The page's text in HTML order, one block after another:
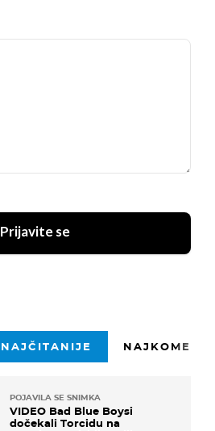
Prijavite se
NAJČITANIJE
POJAVILA SE SNIMKA
VIDEO Bad Blue Boysi
dočekali Torcidu na